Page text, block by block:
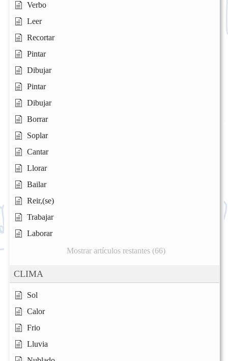
Verbo
Leer
Recortar
Pintar
Dibujar
Pintar
Dibujar
Borrar
Soplar
Cantar
Llorar
Bailar
Reir,(se)
Trabajar
Laborar
Mostrar artículos restantes (66)
CLIMA
Sol
Calor
Frio
Lluvia